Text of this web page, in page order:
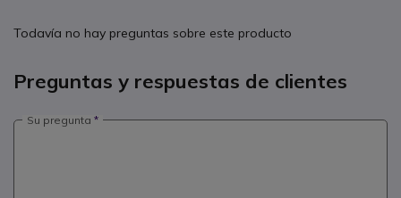
Todavía no hay preguntas sobre este producto
Preguntas y respuestas de clientes
Su pregunta